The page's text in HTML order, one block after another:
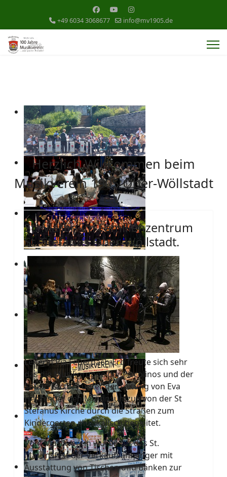
+49 6034 3068677 info@mv1905.de
Herzlich Willkommen beim
Musikverein 1905 Ober-Wöllstadt
e.V.
St. Martin im Familienzentrum
St. Stefanus Ober-Wöllstadt.
Leiterin Pia Feuerbach-Erb freute sich sehr
das die Musikgruppe der Piccolinos und der
Sound Factory unter der Leitung von Eva
Henninger den Martinsumzug von der St
Stefanus Kirche durch die Straßen zum
Kindergarten musikalisch begleitet.
Vom Musikverein wurde für das St.
Martinsfest der Verkaufsanhänger mit
Ausstattung von Tischen und Bänken zur